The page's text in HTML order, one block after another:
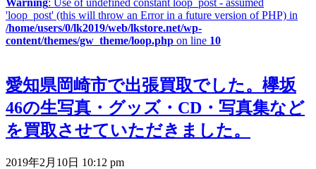
'loop_post' (this will throw an Error in a future version of PHP) in
/home/users/0/lk2019/web/lkstore.net/wp-
content/themes/gw_theme/loop.php on line 10
愛知県岡崎市で出張買取でした。欅坂
46の生写真・グッズ・CD・写真集など
を買取させていただきました。
2019年2月10日 10:12 pm